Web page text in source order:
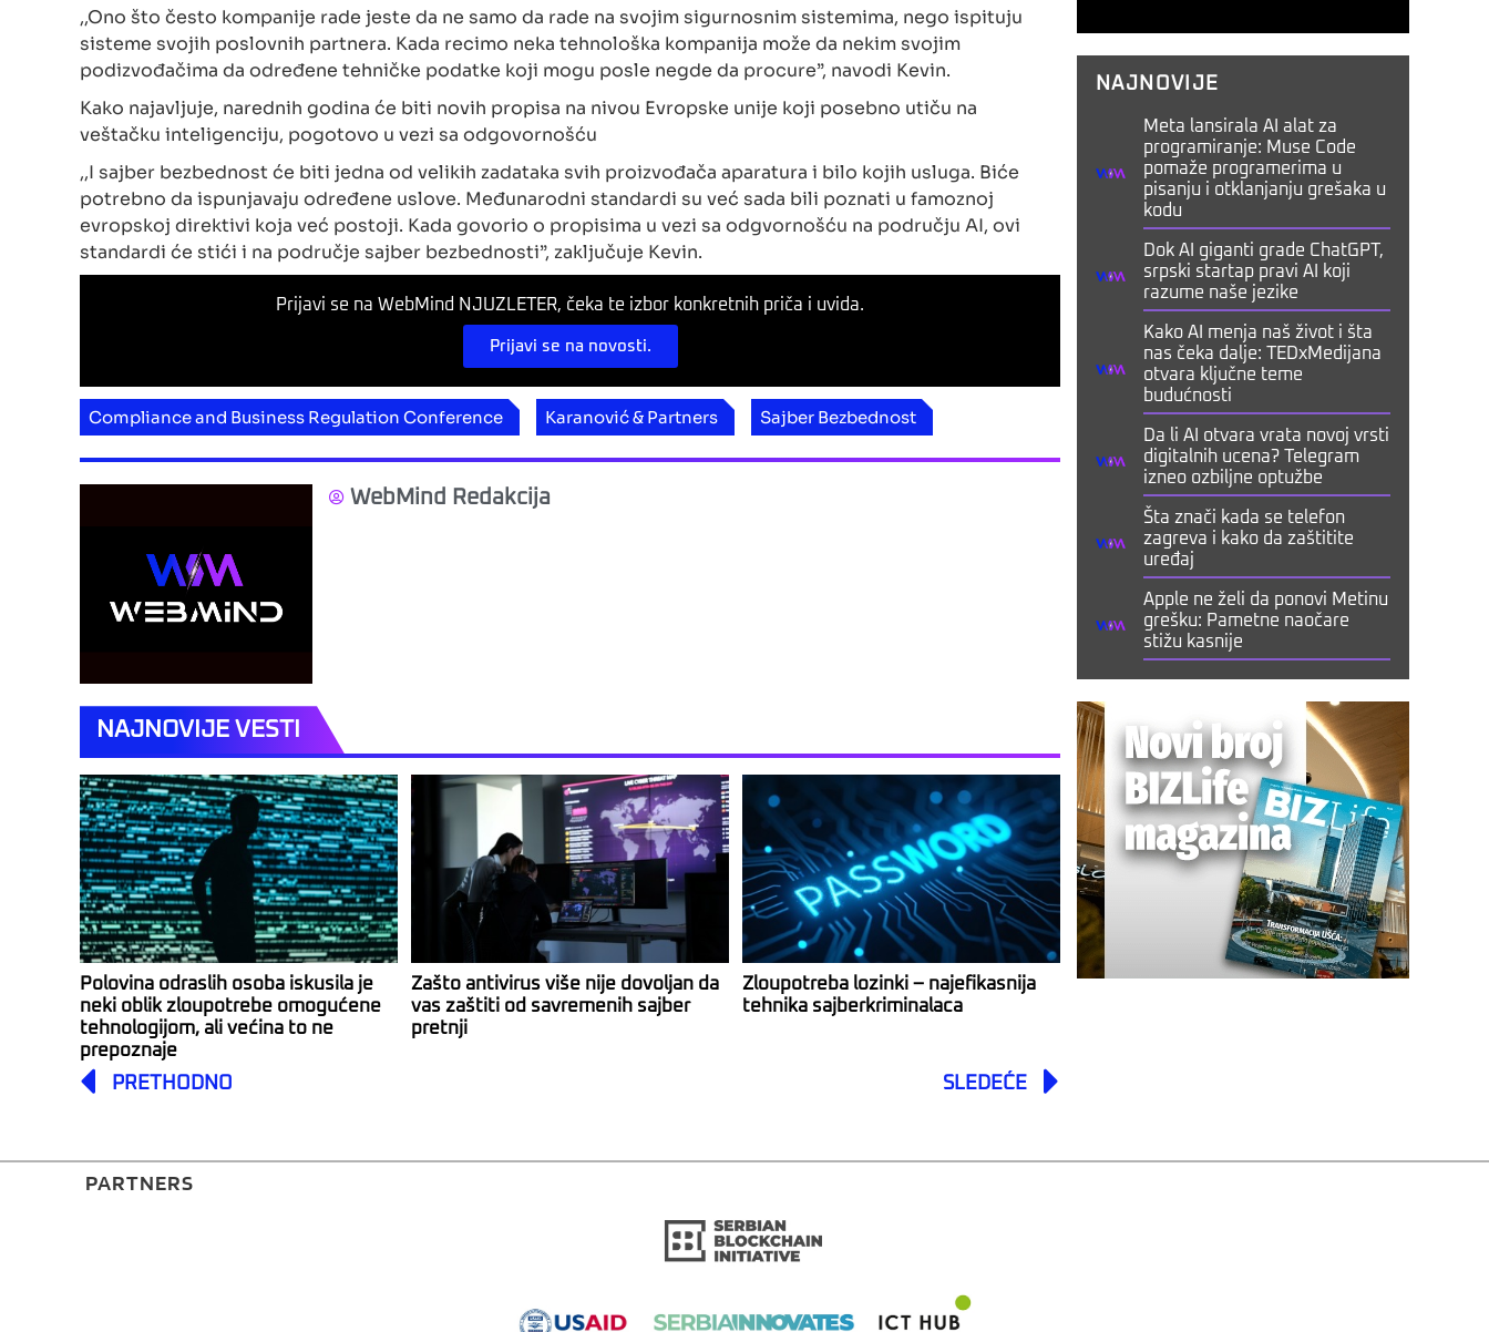
,,Ono što često kompanije rade jeste da ne samo da rade na svojim sigurnosnim sistemima, nego ispituju
sisteme svojih poslovnih partnera. Kada recimo neka tehnološka kompanija može da nekim svojim
podizvođačima da određene tehničke podatke koji mogu posle negde da procure”, navodi Kevin.
Kako najavljuje, narednih godina će biti novih propisa na nivou Evropske unije koji posebno utiču na
veštačku inteligenciju, pogotovo u vezi sa odgovornošću
,,I sajber bezbednost će biti jedna od velikih zadataka svih proizvođača aparatura i bilo kojih usluga. Biće
potrebno da ispunjavaju određene uslove. Međunarodni standardi su već sada bili poznati u famoznoj
evropskoj direktivi koja već postoji. Kada govorio o propisima u vezi sa odgvornošću na području AI, ovi
standardi će stići i na područje sajber bezbednosti”, zaključuje Kevin.
Prijavi se na WebMind NJUZLETER, čeka te izbor konkretnih priča i uvida.
Prijavi se na novosti.
Compliance and Business Regulation Conference Karanović & Partners Sajber Bezbednost
WebMind Redakcija
NAJNOVIJE VESTI
Polovina odraslih osoba iskusila je
neki oblik zloupotrebe omogućene
tehnologijom, ali većina to ne
prepoznaje
Zašto antivirus više nije dovoljan da
vas zaštiti od savremenih sajber
pretnji
Zloupotreba lozinki – najefikasnija
tehnika sajberkriminalaca
Prev
PRETHODNO SLEDEĆE
NAJNOVIJE
Meta lansirala AI alat za
programiranje: Muse Code
pomaže programerima u
pisanju i otklanjanju grešaka u
kodu
Dok AI giganti grade ChatGPT,
srpski startap pravi AI koji
razume naše jezike
Kako AI menja naš život i šta
nas čeka dalje: TEDxMedijana
otvara ključne teme
budućnosti
Da li AI otvara vrata novoj vrsti
digitalnih ucena? Telegram
izneo ozbiljne optužbe
Šta znači kada se telefon
zagreva i kako da zaštitite
uređaj
Apple ne želi da ponovi Metinu
grešku: Pametne naočare
stižu kasnije
PARTNERS